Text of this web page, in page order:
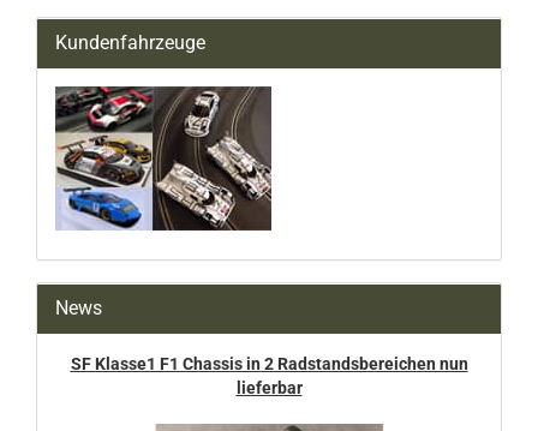
Kundenfahrzeuge
News
SF Klasse1 F1 Chassis in 2 Radstandsbereichen nun
lieferbar